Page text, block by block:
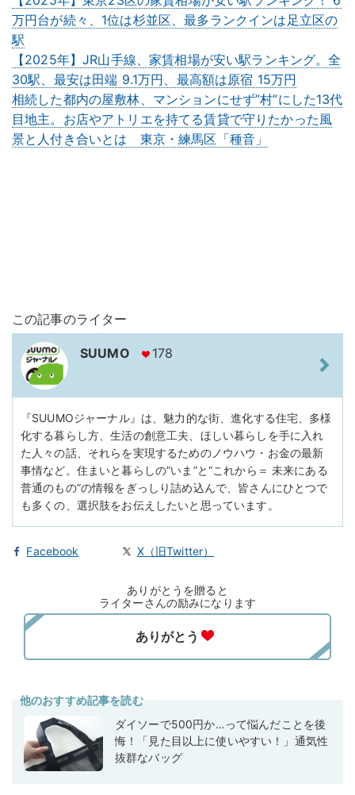
万円台が続々、1位は杉並区、最多ランクインは足立区の
駅
【2025年】JR山手線、家賃相場が安い駅ランキング。全
30駅、最安は田端 9.1万円、最高額は原宿 15万円
相続した都内の屋敷林、マンションにせず”村”にした13代
目地主。お店やアトリエを持てる賃貸で守りたかった風
景と人付き合いとは 東京・練馬区「種音」
この記事のライター
SUUMO 178
『SUUMOジャーナル』は、魅力的な街、進化する住宅、多様
化する暮らし方、生活の創意工夫、ほしい暮らしを手に入れ
た人々の話、それらを実現するためのノウハウ・お金の最新
事情など。住まいと暮らしの“いま”と“これから＝ 未来にある
普通のもの”の情報をぎっしり詰め込んで、皆さんにひとつで
も多くの、選択肢をお伝えしたいと思っています。
Facebook X（旧Twitter）
ありがとうを贈ると
ライターさんの励みになります
他のおすすめ記事を読む
ダイソーで500円か…って悩んだことを後
悔！「見た目以上に使いやすい！」通気性
抜群なバッグ